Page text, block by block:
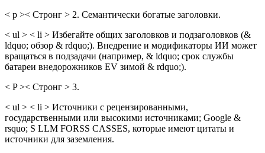
< p >< Стронг > 2. Семантически богатые заголовки.
< ul > < li > Избегайте общих заголовков и подзаголовков (&
ldquo; обзор & rdquo;). Внедрение и модификаторы ИИ может
вращаться в подзадачи (например, & ldquo; срок службы
батареи внедорожников EV зимой & rdquo;).
< P >< Стронг > 3.
< ul > < li > Источники с рецензированными,
государственными или высокими источниками; Google &
rsquo; S LLM FORSS CASSES, которые имеют цитаты и
источники для заземления.